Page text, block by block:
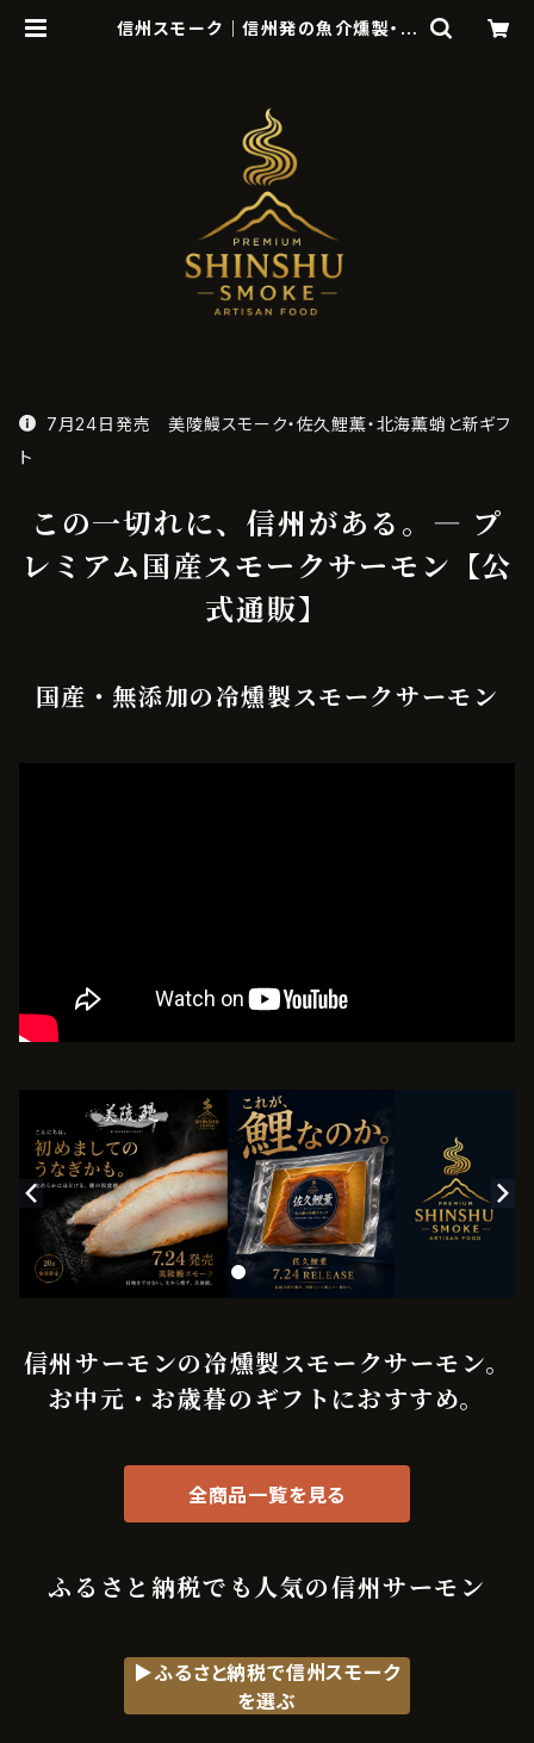
信州スモーク｜信州発の魚介燻製・ス
7月24日発売 美陵鰻スモーク・佐久鯉薫・北海薫蛸と新ギフ
ト
この一切れに、信州がある。― プ
レミアム国産スモークサーモン【公
式通販】
国産・無添加の冷燻製スモークサーモン
信州サーモンの冷燻製スモークサーモン。
お中元・お歳暮のギフトにおすすめ。
全商品一覧を見る
ふるさと納税でも人気の信州サーモン
▶ふるさと納税で信州スモーク
を選ぶ